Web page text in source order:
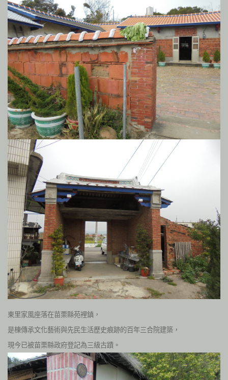
東里家風座落在苗栗縣苑裡鎮，
是棟傳承文化藝術與先民生活歷史痕跡的百年三合院建築，
現今已被苗栗縣政府登記為三級古蹟。